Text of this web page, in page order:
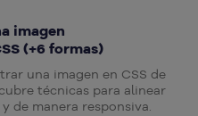
imagen
(+6 formas)
una imagen en CSS de
técnicas para alinear
de manera responsiva.